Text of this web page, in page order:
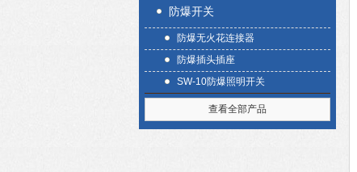
防爆开关
防爆无火花连接器
防爆插头插座
SW-10防爆照明开关
查看全部产品